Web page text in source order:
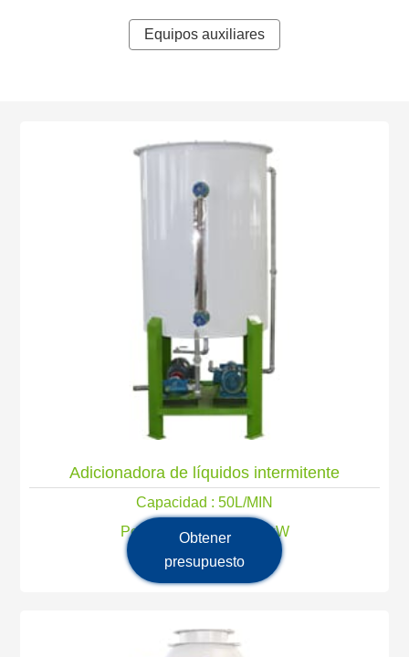
Equipos auxiliares
Adicionadora de líquidos intermitente
Capacidad : 50L/MIN
Potencia principal: 2,2 kW
Obtener
presupuesto